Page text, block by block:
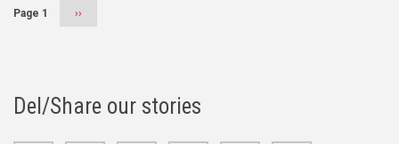
Page 1
Next
››
Del/Share our stories